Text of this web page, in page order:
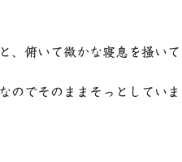
、俯いて微かな寝息を掻いて
のでそのままそっとしていま